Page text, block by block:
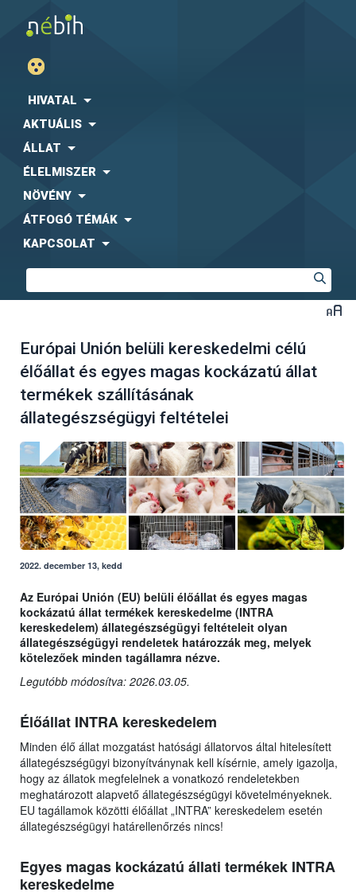
HIVATAL
AKTUÁLIS
ÁLLAT
ÉLELMISZER
NÖVÉNY
ÁTFOGÓ TÉMÁK
KAPCSOLAT
Európai Unión belüli kereskedelmi célú
élőállat és egyes magas kockázatú állat
termékek szállításának
állategészségügyi feltételei
2022. december 13, kedd
Az Európai Unión (EU) belüli élőállat és egyes magas
kockázatú állat termékek kereskedelme (INTRA
kereskedelem) állategészségügyi feltételeit olyan
állategészségügyi rendeletek határozzák meg, melyek
kötelezőek minden tagállamra nézve.
Legutóbb módosítva: 2026.03.05.
Élőállat INTRA kereskedelem
Minden élő állat mozgatást hatósági állatorvos által hitelesített
állategészségügyi bizonyítványnak kell kísérnie, amely igazolja,
hogy az állatok megfelelnek a vonatkozó rendeletekben
meghatározott alapvető állategészségügyi követelményeknek.
EU tagállamok közötti élőállat „INTRA” kereskedelem esetén
állategészségügyi határellenőrzés nincs!
Egyes magas kockázatú állati termékek INTRA
kereskedelme